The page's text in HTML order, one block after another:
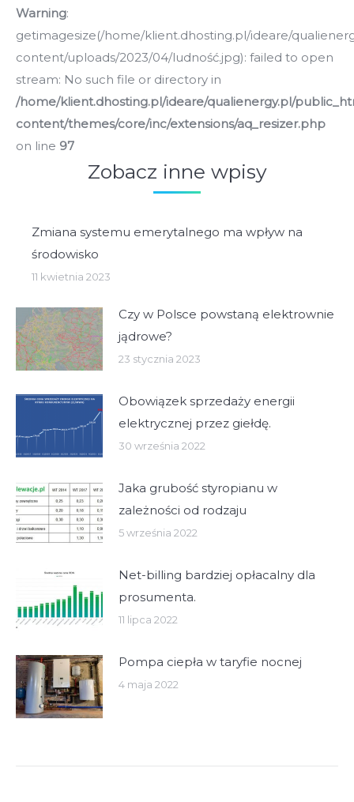
Warning:
getimagesize(/home/klient.dhosting.pl/ideare/
content/uploads/2023/04/ludność.jpg): failed to open
stream: No such file or directory in
/home/klient.dhosting.pl/ideare/qualienergy.pl/
content/themes/core/inc/extensions/aq_resizer.php
on line 97
Zobacz inne wpisy
Zmiana systemu emerytalnego ma wpływ na
środowisko
11 kwietnia 2023
Czy w Polsce powstaną elektrownie
jądrowe?
23 stycznia 2023
Obowiązek sprzedaży energii
elektrycznej przez giełdę.
30 września 2022
Jaka grubość styropianu w
zależności od rodzaju
5 września 2022
Net-billing bardziej opłacalny dla
prosumenta.
11 lipca 2022
Pompa ciepła w taryfie nocnej
4 maja 2022